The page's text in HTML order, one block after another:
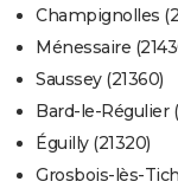
Champignolles
Ménessaire
Saussey (21360)
Bard-le-Régulier
Éguilly (21320)
Grosbois-lès-